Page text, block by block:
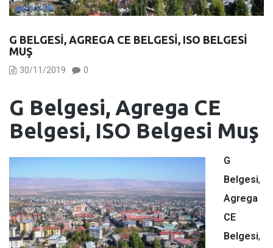
G BELGESI, AGREGA CE BELGESI, ISO BELGESI
MUŞ
30/11/2019 0
G Belgesi, Agrega CE
Belgesi, ISO Belgesi Muş
G
Belgesi,
Agrega
CE
Belgesi,